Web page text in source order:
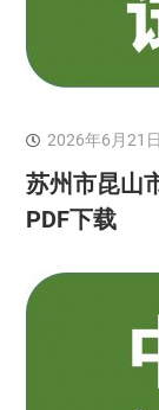
2026年6月21日
苏州市昆山
PDF下载